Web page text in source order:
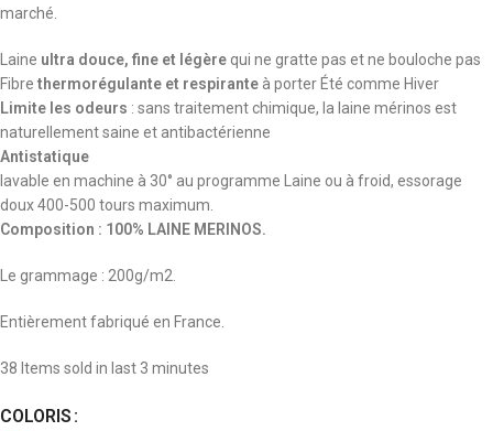
marché.
Laine ultra douce, fine et légère qui ne gratte pas et ne bouloche pas
Fibre thermorégulante et respirante à porter Été comme Hiver
Limite les odeurs : sans traitement chimique, la laine mérinos est
naturellement saine et antibactérienne
Antistatique
lavable en machine à 30° au programme Laine ou à froid, essorage
doux 400-500 tours maximum.
Composition : 100% LAINE MERINOS.
Le grammage : 200g/m2.
Entièrement fabriqué en France.
38 Items sold in last 3 minutes
COLORIS